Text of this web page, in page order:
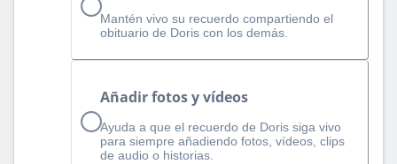
Mantén vivo su recuerdo compartiendo el
obituario de Doris con los demás.
Añadir fotos y vídeos
Ayuda a que el recuerdo de Doris siga vivo
para siempre añadiendo fotos, vídeos, clips
de audio o historias.